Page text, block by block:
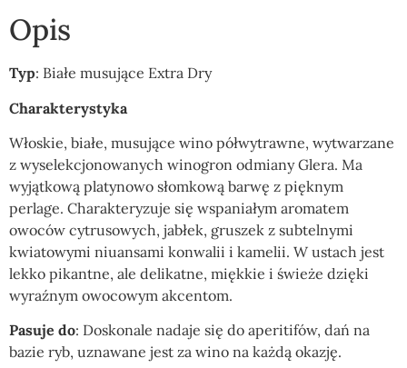
Opis
Typ: Białe musujące Extra Dry
Charakterystyka
Włoskie, białe, musujące wino półwytrawne, wytwarzane
z wyselekcjonowanych winogron odmiany Glera. Ma
wyjątkową platynowo słomkową barwę z pięknym
perlage. Charakteryzuje się wspaniałym aromatem
owoców cytrusowych, jabłek, gruszek z subtelnymi
kwiatowymi niuansami konwalii i kamelii. W ustach jest
lekko pikantne, ale delikatne, miękkie i świeże dzięki
wyraźnym owocowym akcentom.
Pasuje do: Doskonale nadaje się do aperitifów, dań na
bazie ryb, uznawane jest za wino na każdą okazję.